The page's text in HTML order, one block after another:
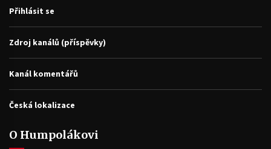
Přihlásit se
Zdroj kanálů (příspěvky)
Kanál komentářů
Česká lokalizace
O Humpolákovi